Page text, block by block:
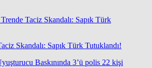
Skandalı: Sapık Türk Tutuklandı!